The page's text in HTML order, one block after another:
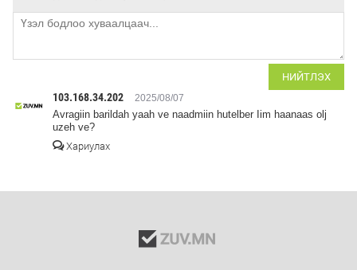
НИЙТЛЭХ
103.168.34.202 2025/08/07
Avragiin barildah yaah ve naadmiin hutelber Iim haanaas olj
uzeh ve?
Хариулах